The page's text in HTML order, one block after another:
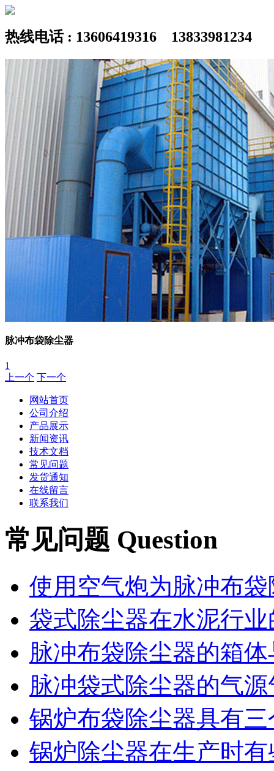
热线电话 : 13606419316 13833981234
脉冲布袋除尘器
1
上一个 下一个
网站首页
公司介绍
产品展示
新闻资讯
技术文档
常见问题
发货通知
在线留言
联系我们
常见问题 Question
使用空气炮为脉冲布
袋式除尘器在水泥行
脉冲布袋除尘器的箱
脉冲袋式除尘器的气
锅炉布袋除尘器具有
锅炉除尘器在生产时